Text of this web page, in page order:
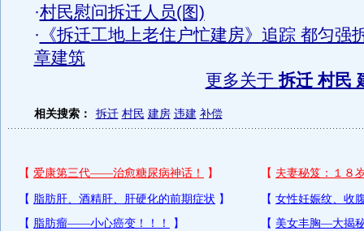
·村民慰问拆迁人员(图)
· 《拆迁工地上老住户忙建房》追踪 都匀强
章建筑
更多关于拆迁 村民
相关搜索： 拆迁 村民 建房 违建 补偿